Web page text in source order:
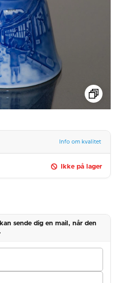
Info om kvalitet
Ikke på lager
sende dig en mail, når den